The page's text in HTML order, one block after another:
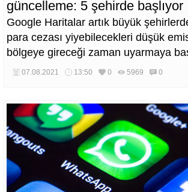
güncelleme: 5 şehirde başlıyor
Google Haritalar artık büyük
para cezası yiyebilecekleri düşük
bölgeye gireceği zaman uyarmaya
07.08.2021 13:50 0 5969 0